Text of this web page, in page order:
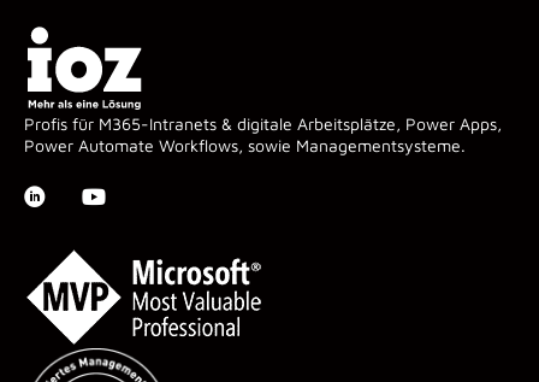
Profis für M365-Intranets & digitale Arbeitsplätze, Power Apps,
Power Automate Workflows, sowie Managementsysteme.